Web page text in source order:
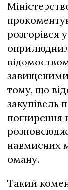
розгорівся
тому, що
закупівель
поширення
навмисних
оману.
Такий